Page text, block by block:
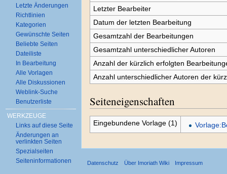
Letzter Bearbeiter
Datum der letzten Bearbeitung
Gesamtzahl der Bearbeitungen
Gesamtzahl unterschiedlicher Autoren
Anzahl der kürzlich erfolgten
Anzahl unterschiedlicher Autoren der
Seiteneigenschaften
Eingebundene Vorlage (1)
Letzte Änderungen
Richtlinien
Kategorien
Gewünschte Seiten
Beliebte Seiten
Dateiliste
In Bearbeitung
Alle Vorlagen
Alle Diskussionen
Weblink-Suche
Benutzerliste
WERKZEUGE
Links auf diese Seite
Änderungen an
verlinkten Seiten
Spezialseiten
Seiten­informationen
Datenschutz Über Imoriath Wiki Impressum